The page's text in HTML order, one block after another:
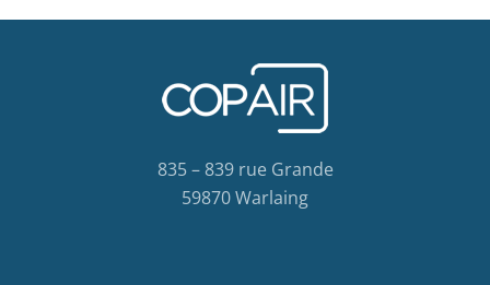
835 – 839 rue Grande
59870 Warlaing